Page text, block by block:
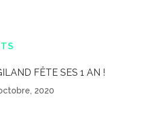
FÊTE SES 1 AN !
2020